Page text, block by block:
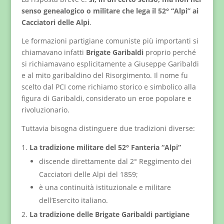
senso genealogico o militare che lega il 52° “Alpi” ai
Cacciatori delle Alpi.
Le formazioni partigiane comuniste più importanti si
chiamavano infatti Brigate Garibaldiproprio perché
si richiamavano esplicitamente a Giuseppe Garibaldi
e al mito garibaldino del Risorgimento. Il nome fu
scelto dal PCI come richiamo storico e simbolico alla
figura di Garibaldi, considerato un eroe popolare e
rivoluzionario.
Tuttavia bisogna distinguere due tradizioni diverse:
La tradizione militare del 52° Fanteria “Alpi”
discende direttamente dal 2° Reggimento dei
Cacciatori delle Alpi del 1859;
è una continuità istituzionale e militare
dell’Esercito italiano.
La tradizione delle Brigate Garibaldi partigiane